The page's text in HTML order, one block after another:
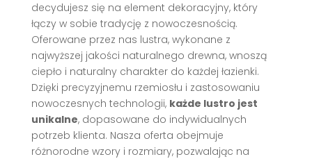
decydujesz się na element dekoracyjny, który
łączy w sobie tradycję z nowoczesnością.
Oferowane przez nas lustra, wykonane z
najwyższej jakości naturalnego drewna, wnoszą
ciepło i naturalny charakter do każdej łazienki.
Dzięki precyzyjnemu rzemiosłu i zastosowaniu
nowoczesnych technologii, każde lustro jest
unikalne, dopasowane do indywidualnych
potrzeb klienta. Nasza oferta obejmuje
różnorodne wzory i rozmiary, pozwalając na